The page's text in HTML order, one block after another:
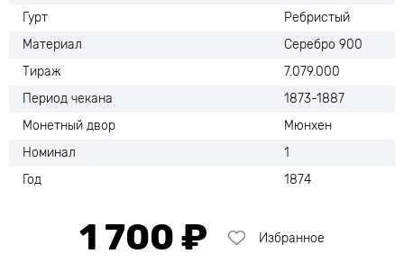
Гурт
Ребристый
Материал
Серебро 900
Тираж
7.079.000
Период чекана
1873-1887
Монетный двор
Мюнхен
Номинал
1
Год
1874
1 700 ₽ Избранное